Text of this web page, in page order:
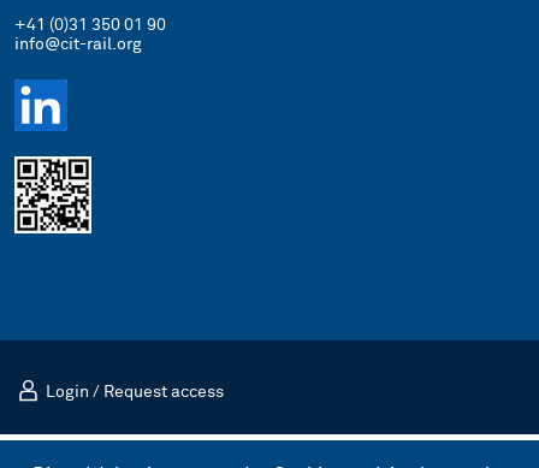
+41 (0)31 350 01 90
info@cit-rail.org
Impressum Datenschutz
Login / Request access